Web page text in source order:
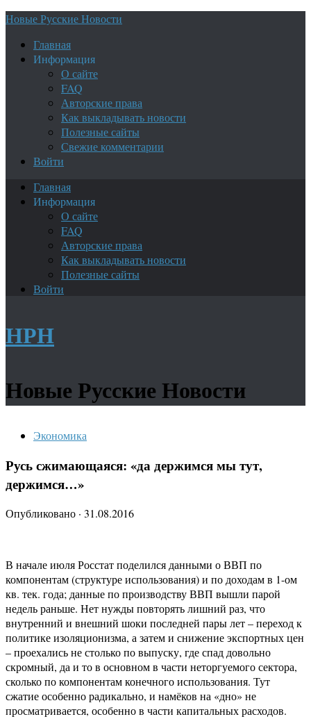
Новые Русские Новости
Главная
Информация
О сайте
FAQ
Авторские права
Как выкладывать новости
Полезные сайты
Свежие комментарии
Войти
Главная
Информация
О сайте
FAQ
Авторские права
Как выкладывать новости
Полезные сайты
Войти
НРН
Новые Русские Новости
Экономика
Русь сжимающаяся: «да держимся мы тут,
держимся…»
Опубликовано · 31.08.2016
В начале июля Росстат поделился данными о ВВП по
компонентам (структуре использования) и по доходам в 1-ом
кв. тек. года; данные по производству ВВП вышли парой
недель раньше. Нет нужды повторять лишний раз, что
внутренний и внешний шоки последней пары лет – переход к
политике изоляционизма, а затем и снижение экспортных цен
– проехались не столько по выпуску, где спад довольно
скромный, да и то в основном в части неторгуемого сектора,
сколько по компонентам конечного использования. Тут
сжатие особенно радикально, и намёков на «дно» не
просматривается, особенно в части капитальных расходов.